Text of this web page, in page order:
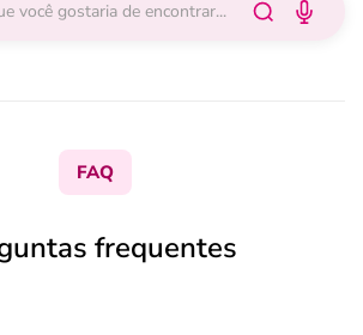
FAQ
frequentes